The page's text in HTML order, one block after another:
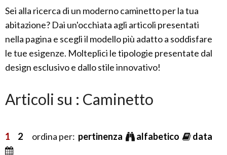
Sei alla ricerca di un moderno caminetto per la tua
abitazione? Dai un'occhiata agli articoli presentati
nella pagina e scegli il modello più adatto a soddisfare
le tue esigenze. Molteplici le tipologie presentate dal
design esclusivo e dallo stile innovativo!
Articoli su : Caminetto
1 2 ordina per: pertinenza alfabetico data